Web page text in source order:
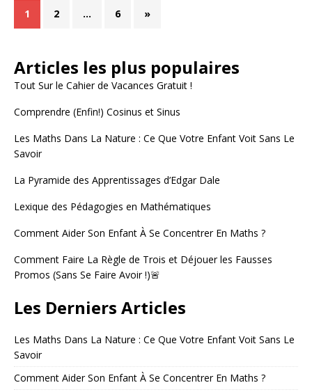
1 2 … 6 »
Articles les plus populaires
Tout Sur le Cahier de Vacances Gratuit !
Comprendre (Enfin!) Cosinus et Sinus
Les Maths Dans La Nature : Ce Que Votre Enfant Voit Sans Le
Savoir
La Pyramide des Apprentissages d’Edgar Dale
Lexique des Pédagogies en Mathématiques
Comment Aider Son Enfant À Se Concentrer En Maths ?
Comment Faire La Règle de Trois et Déjouer les Fausses
Promos (Sans Se Faire Avoir !)🚨
Les Derniers Articles
Les Maths Dans La Nature : Ce Que Votre Enfant Voit Sans Le
Savoir
Comment Aider Son Enfant À Se Concentrer En Maths ?